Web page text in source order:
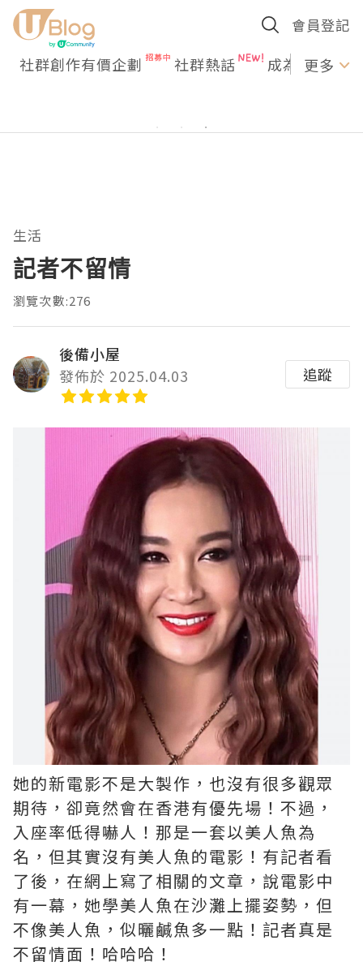
會員登記
社群創作有價企劃 社群熱話 成為U更多
生活
記者不留情
瀏覽次數:276
後備小屋
發佈於 2025.04.03
追蹤
她的新電影不是大製作，也沒有很多觀眾
期待，卻竟然會在香港有優先場！不過，
入座率低得嚇人！那是一套以美人魚為
名，但其實沒有美人魚的電影！有記者看
了後，在網上寫了相關的文章，說電影中
有一幕，她學美人魚在沙灘上擺姿勢，但
不像美人魚，似曬鹹魚多一點！記者真是
不留情面！哈哈哈！